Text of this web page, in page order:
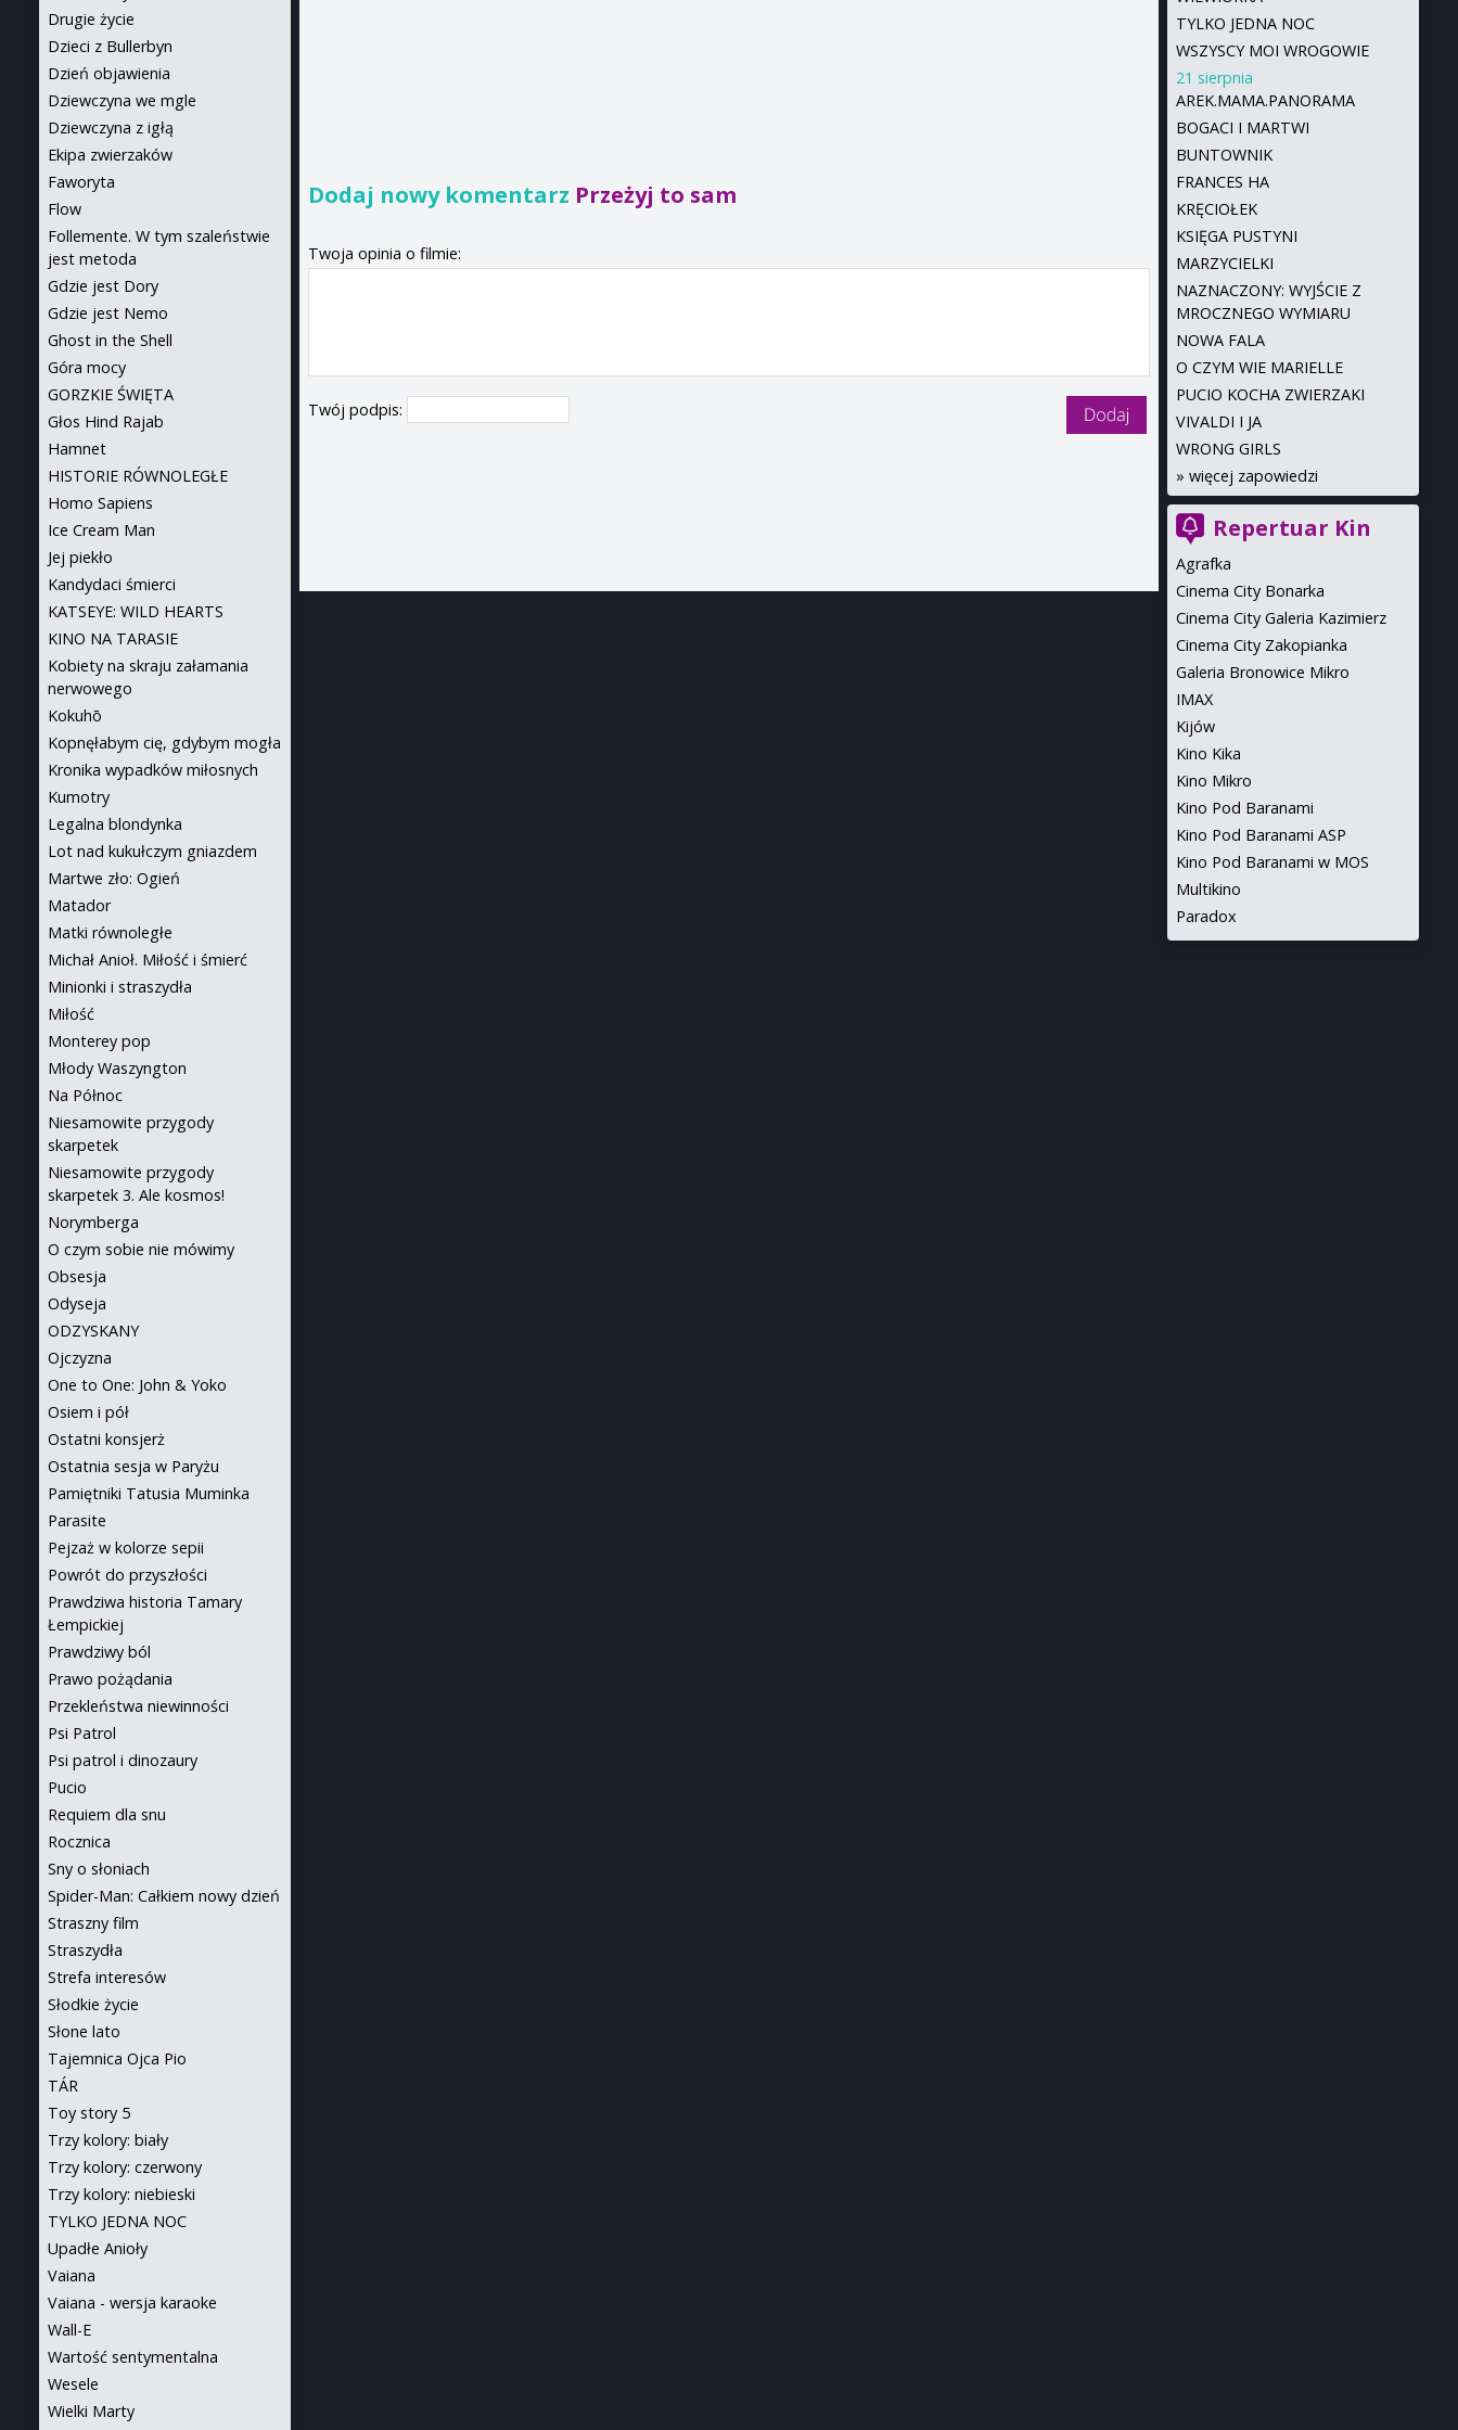
Dodaj nowy komentarz Przeżyj to sam
Twoja opinia o filmie:
Twój podpis:
TYLKO JEDNA NOC
WSZYSCY MOI WROGOWIE
21 sierpnia
AREK.MAMA.PANORAMA
BOGACI I MARTWI
BUNTOWNIK
FRANCES HA
KRĘCIOŁEK
KSIĘGA PUSTYNI
MARZYCIELKI
NAZNACZONY: WYJŚCIE Z
MROCZNEGO WYMIARU
NOWA FALA
O CZYM WIE MARIELLE
PUCIO KOCHA ZWIERZAKI
VIVALDI I JA
WRONG GIRLS
» więcej zapowiedzi
Repertuar Kin
Agrafka
Cinema City Bonarka
Cinema City Galeria Kazimierz
Cinema City Zakopianka
Galeria Bronowice Mikro
IMAX
Kijów
Kino Kika
Kino Mikro
Kino Pod Baranami
Kino Pod Baranami ASP
Kino Pod Baranami w MOS
Multikino
Paradox
Drugie życie
Dzieci z Bullerbyn
Dzień objawienia
Dziewczyna we mgle
Dziewczyna z igłą
Ekipa zwierzaków
Faworyta
Flow
Follemente. W tym szaleństwie
jest metoda
Gdzie jest Dory
Gdzie jest Nemo
Ghost in the Shell
Góra mocy
GORZKIE ŚWIĘTA
Głos Hind Rajab
Hamnet
HISTORIE RÓWNOLEGŁE
Homo Sapiens
Ice Cream Man
Jej piekło
Kandydaci śmierci
KATSEYE: WILD HEARTS
KINO NA TARASIE
Kobiety na skraju załamania
nerwowego
Kokuhō
Kopnęłabym cię, gdybym mogła
Kronika wypadków miłosnych
Kumotry
Legalna blondynka
Lot nad kukułczym gniazdem
Martwe zło: Ogień
Matador
Matki równoległe
Michał Anioł. Miłość i śmierć
Minionki i straszydła
Miłość
Monterey pop
Młody Waszyngton
Na Północ
Niesamowite przygody
skarpetek
Niesamowite przygody
skarpetek 3. Ale kosmos!
Norymberga
O czym sobie nie mówimy
Obsesja
Odyseja
ODZYSKANY
Ojczyzna
One to One: John & Yoko
Osiem i pół
Ostatni konsjerż
Ostatnia sesja w Paryżu
Pamiętniki Tatusia Muminka
Parasite
Pejzaż w kolorze sepii
Powrót do przyszłości
Prawdziwa historia Tamary
Łempickiej
Prawdziwy ból
Prawo pożądania
Przekleństwa niewinności
Psi Patrol
Psi patrol i dinozaury
Pucio
Requiem dla snu
Rocznica
Sny o słoniach
Spider-Man: Całkiem nowy dzień
Straszny film
Straszydła
Strefa interesów
Słodkie życie
Słone lato
Tajemnica Ojca Pio
TÁR
Toy story 5
Trzy kolory: biały
Trzy kolory: czerwony
Trzy kolory: niebieski
TYLKO JEDNA NOC
Upadłe Anioły
Vaiana
Vaiana - wersja karaoke
Wall-E
Wartość sentymentalna
Wesele
Wielki Marty